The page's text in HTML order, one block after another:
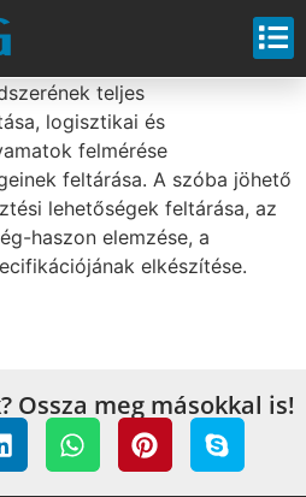
teljes
logisztikai és
felmérése
feltárása. A szóba jöhető
lehetőségek feltárása, az
haszon elemzése, a
elkészítése.
Ossza meg másokkal is!